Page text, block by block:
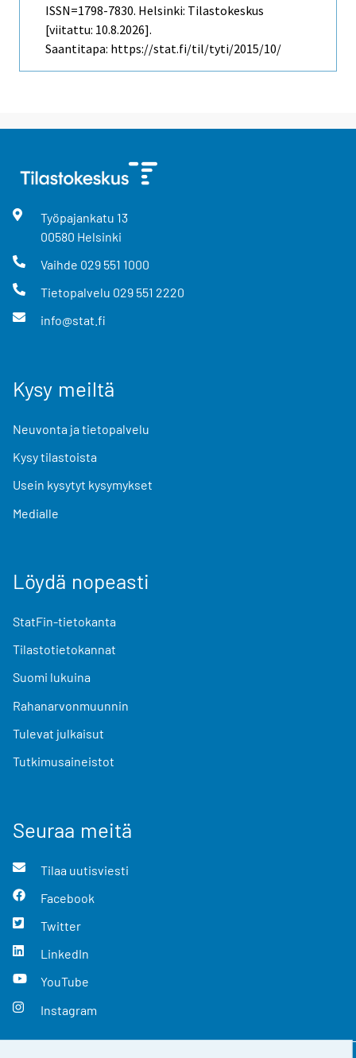
ISSN=1798-7830. Helsinki: Tilastokeskus
[viitattu: 10.8.2026].
Saantitapa: https://stat.fi/til/tyti/2015/10/
Työpajankatu 13
00580 Helsinki
Vaihde 029 551 1000
Tietopalvelu 029 551 2220
info@stat.fi
Kysy meiltä
Neuvonta ja tietopalvelu
Kysy tilastoista
Usein kysytyt kysymykset
Medialle
Löydä nopeasti
StatFin-tietokanta
Tilastotietokannat
Suomi lukuina
Rahanarvonmuunnin
Tulevat julkaisut
Tutkimusaineistot
Seuraa meitä
Tilaa uutisviesti
Facebook
Twitter
LinkedIn
YouTube
Instagram